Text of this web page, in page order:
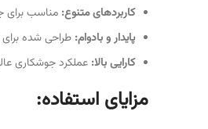
کاربردهای متنوع: مناسب برای
پایدار و بادوام: طراحی شده
کارایی بالا: عملکرد جوشکاری
مزایای استفاده: